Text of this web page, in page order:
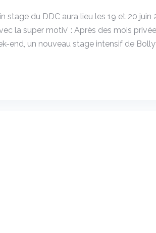
stage du DDC aura lieu les 19 et 20 juin
la super motiv’ : Après des mois
end, un nouveau stage intensif de